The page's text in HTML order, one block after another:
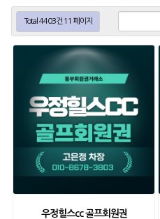
Total 4403건 11 페이지
우정힐스cc 골프회원권